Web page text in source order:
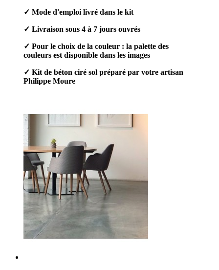
✓ Mode d'emploi livré dans le kit
✓ Livraison sous 4 à 7 jours ouvrés
✓ Pour le choix de la couleur : la palette des
couleurs est disponible dans les images
✓ Kit de béton ciré sol préparé par votre artisan
Philippe Moure